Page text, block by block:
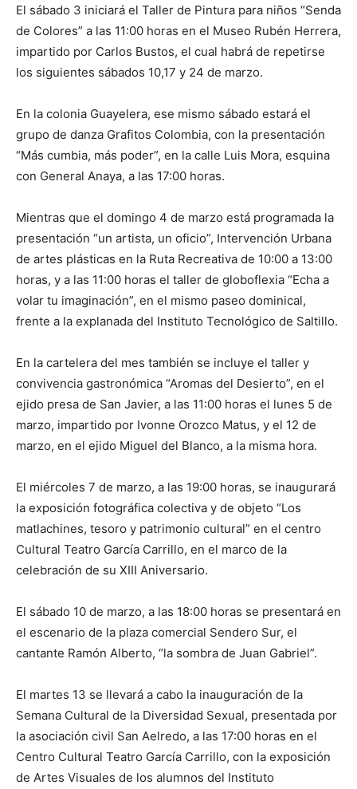
El sábado 3 iniciará el Taller de Pintura para niños “Senda
de Colores” a las 11:00 horas en el Museo Rubén Herrera,
impartido por Carlos Bustos, el cual habrá de repetirse
los siguientes sábados 10,17 y 24 de marzo.
En la colonia Guayelera, ese mismo sábado estará el
grupo de danza Grafitos Colombia, con la presentación
“Más cumbia, más poder”, en la calle Luis Mora, esquina
con General Anaya, a las 17:00 horas.
Mientras que el domingo 4 de marzo está programada la
presentación “un artista, un oficio”, Intervención Urbana
de artes plásticas en la Ruta Recreativa de 10:00 a 13:00
horas, y a las 11:00 horas el taller de globoflexia “Echa a
volar tu imaginación”, en el mismo paseo dominical,
frente a la explanada del Instituto Tecnológico de Saltillo.
En la cartelera del mes también se incluye el taller y
convivencia gastronómica “Aromas del Desierto”, en el
ejido presa de San Javier, a las 11:00 horas el lunes 5 de
marzo, impartido por Ivonne Orozco Matus, y el 12 de
marzo, en el ejido Miguel del Blanco, a la misma hora.
El miércoles 7 de marzo, a las 19:00 horas, se inaugurará
la exposición fotográfica colectiva y de objeto “Los
matlachines, tesoro y patrimonio cultural” en el centro
Cultural Teatro García Carrillo, en el marco de la
celebración de su XIII Aniversario.
El sábado 10 de marzo, a las 18:00 horas se presentará en
el escenario de la plaza comercial Sendero Sur, el
cantante Ramón Alberto, “la sombra de Juan Gabriel”.
El martes 13 se llevará a cabo la inauguración de la
Semana Cultural de la Diversidad Sexual, presentada por
la asociación civil San Aelredo, a las 17:00 horas en el
Centro Cultural Teatro García Carrillo, con la exposición
de Artes Visuales de los alumnos del Instituto